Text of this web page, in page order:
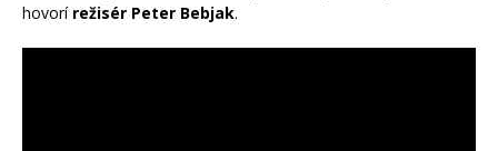
hovorí režisér Peter Bebjak.